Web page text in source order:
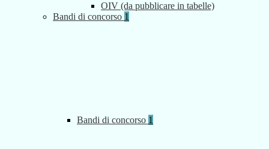
OIV (da pubblicare in tabelle)
Bandi di concorso 1
Bandi di concorso 1